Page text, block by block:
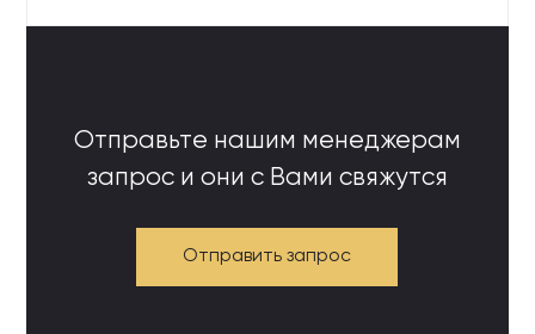
Отправьте нашим менеджерам
запрос и они с Вами свяжутся
Отправить запрос